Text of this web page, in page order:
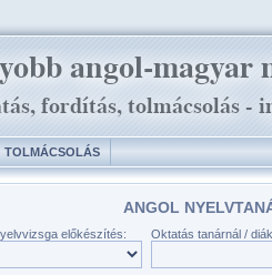
TOLMÁCSOLÁS
ANGOL
előkészítés: Oktatás tanárnál /